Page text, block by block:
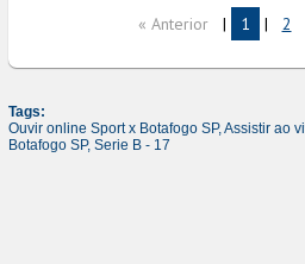
« Anterior | 1 | 2
Tags:
Ouvir online Sport x Botafogo SP,Assistir ao
Botafogo SP, Serie B - 17